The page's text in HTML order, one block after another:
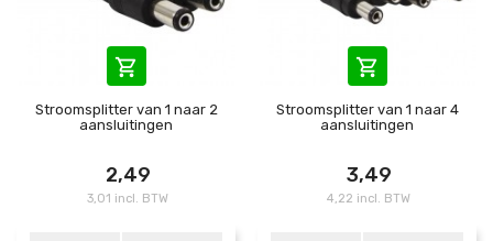

Stroomsplitter van 1 naar 2
aansluitingen
2,49
3,01 incl. BTW

Stroomsplitter van 1 naar 4
aansluitingen
3,49
4,22 incl. BTW